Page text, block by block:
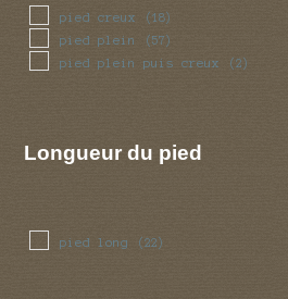
pied creux (18)
pied plein (57)
pied plein puis creux (2)
Longueur du pied
pied long (22)